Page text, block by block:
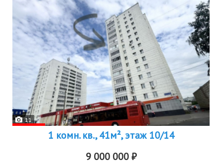
11
1 комн. кв., 41м², этаж 10/14
9 000 000 ₽